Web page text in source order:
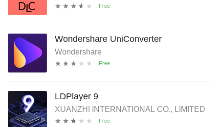
Wondershare UniConverter
Wondershare
LDPlayer 9
XUANZHI INTERNATIONAL CO., LIMITED